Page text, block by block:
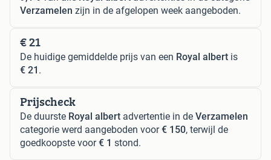
Verzamelen zijn in de afgelopen week aangeboden.
€ 21
De huidige gemiddelde prijs van een Royal albert is
€ 21 .
Prijscheck
De duurste Royal albert advertentie in de Verzamelen
categorie werd aangeboden voor€ 150, terwijl de
goedkoopste voor€ 1 stond.